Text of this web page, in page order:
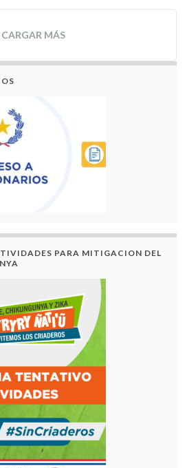
CARGAR MÁS
PARA MITIGACION DEL